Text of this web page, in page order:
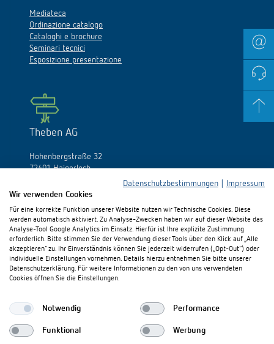
Mediateca
Ordinazione catalogo
Cataloghi e brochure
Seminari tecnici
Esposizione presentazione
Theben AG
Hohenbergstraße 32
72401 Haigerloch
Fax: +49 (0)74 74/692-150
E-Mail:info@theben.de
Vi preghiamo di visitarci su:
Datenschutzbestimmungen
Impressum
Wir verwenden Cookies
Für eine korrekte Funktion unserer Website nutzen wir Technische Cookies. Diese
werden automatisch aktiviert. Zu Analyse-Zwecken haben wir auf dieser Website das
Analyse-Tool Google Analytics im Einsatz. Hierfür ist Ihre explizite Zustimmung
erforderlich. Bitte stimmen Sie der Verwendung dieser Tools über den Klick auf „Alle
akzeptieren“ zu. Ihr Einverständnis können Sie jederzeit widerrufen („Opt-Out“) oder
individuelle Einstellungen vornehmen. Details hierzu entnehmen Sie bitte unserer
Datenschutzerklärung. Für weitere Informationen zu den von uns verwendeten
Cookies öffnen Sie die Einstellungen.
Notwendig Performance
Funktional Werbung